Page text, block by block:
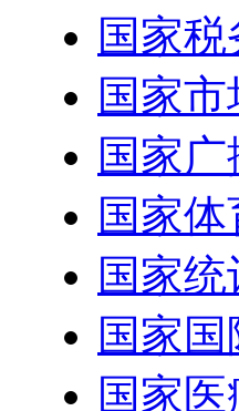
国家
国家
国家
国家
国家统
国家
国家